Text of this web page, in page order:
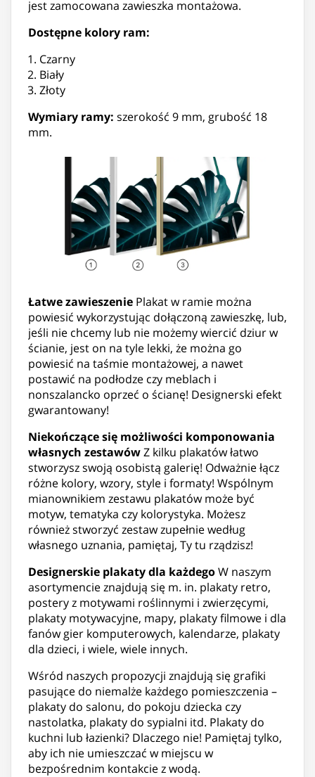
jest zamocowana zawieszka montażowa.
Dostępne kolory ram:
Czarny
Biały
Złoty
Wymiary ramy: szerokość 9 mm, grubość 18
mm.
Łatwe zawieszenie Plakat w ramie można
powiesić wykorzystując dołączoną zawieszkę, lub,
jeśli nie chcemy lub nie możemy wiercić dziur w
ścianie, jest on na tyle lekki, że można go
powiesić na taśmie montażowej, a nawet
postawić na podłodze czy meblach i
nonszalancko oprzeć o ścianę! Designerski efekt
gwarantowany!
Niekończące się możliwości komponowania
własnych zestawówZ kilku plakatów łatwo
stworzysz swoją osobistą galerię! Odważnie łącz
różne kolory, wzory, style i formaty! Wspólnym
mianownikiem zestawu plakatów może być
motyw, tematyka czy kolorystyka. Możesz
również stworzyć zestaw zupełnie według
własnego uznania, pamiętaj, Ty tu rządzisz!
Designerskie plakaty dla każdegoW naszym
asortymencie znajdują się m. in. plakaty retro,
postery z motywami roślinnymi i zwierzęcymi,
plakaty motywacyjne, mapy, plakaty filmowe i dla
fanów gier komputerowych, kalendarze, plakaty
dla dzieci, i wiele, wiele innych.
Wśród naszych propozycji znajdują się grafiki
pasujące do niemalże każdego pomieszczenia –
plakaty do salonu, do pokoju dziecka czy
nastolatka, plakaty do sypialni itd. Plakaty do
kuchni lub łazienki? Dlaczego nie! Pamiętaj tylko,
aby ich nie umieszczać w miejscu w
bezpośrednim kontakcie z wodą.